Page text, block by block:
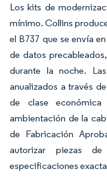
Los kits de
mínimo. Collins
el B737 que se envía
de datos
durante la noche.
anualizados a través
de clase
ambientación de la
de Fabricación
autorizar piezas
especificaciones